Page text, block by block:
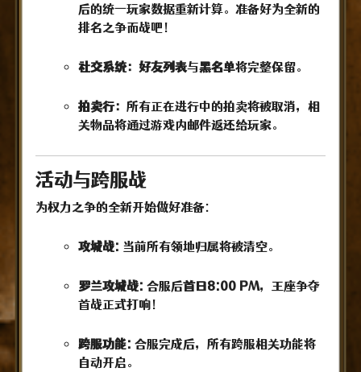
后的统一玩家数据重新计算。准备好为全新的
排名之争而战吧！
社交系统：好友列表与黑名单将完整保留。
拍卖行： 所有正在进行中的拍卖将被取消，相
关物品将通过游戏内邮件返还给玩家。
活动与跨服战
为权力之争的全新开始做好准备:
攻城战: 当前所有领地归属将被清空。
罗兰攻城战: 合服后首日8:00 PM，王座争夺
首战正式打响！
跨服功能: 合服完成后，所有跨服相关功能将
自动开启。